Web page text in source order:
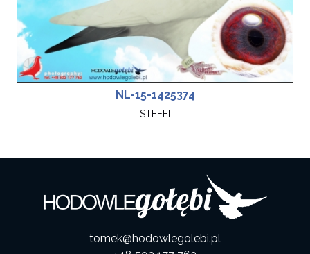
NL-15-1425374
STEFFI
tomek@hodowlegolebi.pl